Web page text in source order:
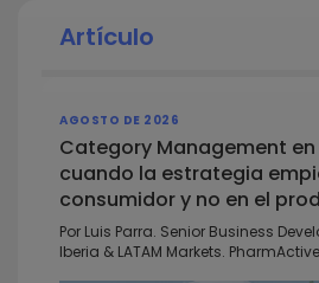
Artículo
AGOSTO DE 2026
Category Management
cuando la estrategia
consumidor y no en el
Por Luis Parra. Senior Business
Iberia & LATAM Markets.